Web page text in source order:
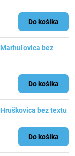
Do košíka
bez
Do košíka
bez textu
Do košíka